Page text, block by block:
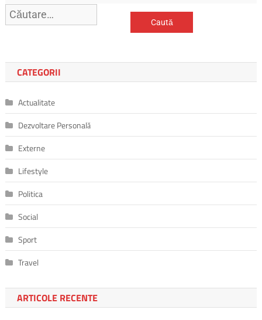
Caută
după:
CATEGORII
Actualitate
Dezvoltare Personală
Externe
Lifestyle
Politica
Social
Sport
Travel
ARTICOLE RECENTE